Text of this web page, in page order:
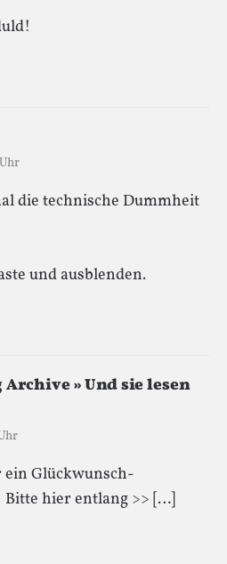
die technische Dummheit
und ausblenden.
» Und sie lesen
Glückwunsch-
Bitte hier entlang >> […]